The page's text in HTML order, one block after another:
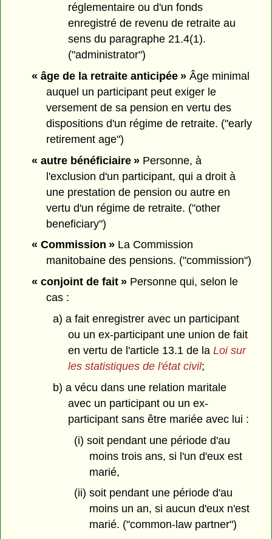
réglementaire ou d'un fonds
enregistré de revenu de retraite au
sens du paragraphe 21.4(1).
("administrator")
« âge de la retraite anticipée »Âge minimal
auquel un participant peut exiger le
versement de sa pension en vertu des
dispositions d'un régime de retraite. ("early
retirement age")
« autre bénéficiaire »Personne, à
l'exclusion d'un participant, qui a droit à
une prestation de pension ou autre en
vertu d'un régime de retraite. ("other
beneficiary")
« Commission »La Commission
manitobaine des pensions. ("commission")
« conjoint de fait »Personne qui, selon le
cas :
a) a fait enregistrer avec un participant
ou un ex-participant une union de fait
en vertu de l'article 13.1 de la Loi sur
les statistiques de l'état civil;
b) a vécu dans une relation maritale
avec un participant ou un ex-
participant sans être mariée avec lui :
(i) soit pendant une période d'au
moins trois ans, si l'un d'eux est
marié,
(ii) soit pendant une période d'au
moins un an, si aucun d'eux n'est
marié. ("common-law partner")